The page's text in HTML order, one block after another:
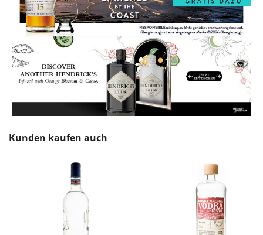
Produktgalerie überspringen
Kunden kaufen auch